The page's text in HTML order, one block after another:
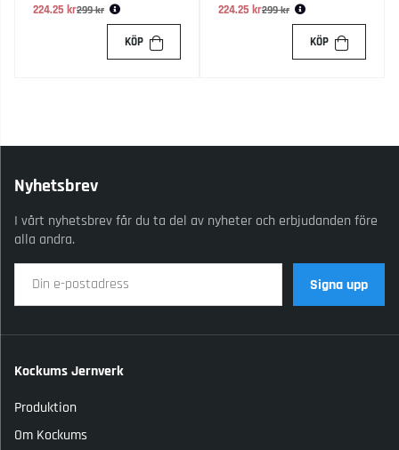
224.25 kr
Ordinarie pris:
299 kr
KÖP
224.25 kr
Ordinarie pris:
299 kr
KÖP
Nyhetsbrev
I vårt nyhetsbrev får du ta del av nyheter och erbjudanden före
alla andra.
Signa upp
Kockums Jernverk
Produktion
Om Kockums